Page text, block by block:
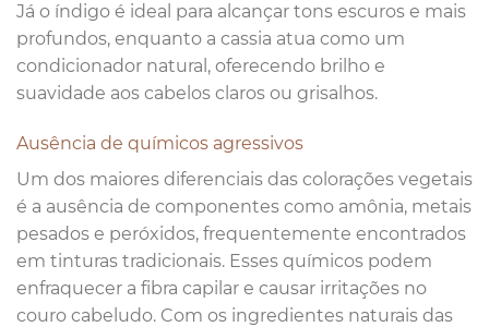
Já o índigo é ideal para alcançar tons escuros e mais
profundos, enquanto a cassia atua como um
condicionador natural, oferecendo brilho e
suavidade aos cabelos claros ou grisalhos.
Ausência de químicos agressivos
Um dos maiores diferenciais das colorações vegetais
é a ausência de componentes como amônia, metais
pesados e peróxidos, frequentemente encontrados
em tinturas tradicionais. Esses químicos podem
enfraquecer a fibra capilar e causar irritações no
couro cabeludo. Com os ingredientes naturais das